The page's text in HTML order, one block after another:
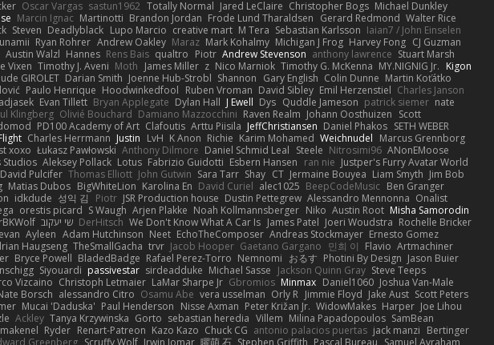
Oscar Vargas sastun1962 Totally Normal Jared LeClaire Christopher Bogs Michael Dunkley
Marcin Ignac Martinotti Brandon Jordan Frode Lund Tharaldsen Gerard Redmond Walter Rice
Steven Deadlyblack Lupo Marcio creative mart M Tera Sebastian Karlsson Iaian7 / John Einselen
Ryan Rohrer Andrew Oakley Maraz Mark Kohalmy Michigan J Frog Harvey Fong CJ Guzman
Austin Walzl Hannes Rens Bais qualtro Piotr Andrew Stevenson anthony lawrence Stuart Marsh
Vixen Timothy J. Aveni Moth James Miller z Nico Marniok Timothy G. McKenna MY.NIGNIG Jr. Kigon
GIROLET Darian Smith Joenne Hub-Strobl Shannon Gary English Colin Dunne Martin Koťátko
Paulo Henrique Hoodwinkedfool Ruben Vroman David Sibley Emil Herzenstiel Charles Janson
Evan Tillett Bryan Applegate Dylan Hall J Ewell Dys Quddle Jameson patrick siemer nate
Klingberg Olivié Bouchard Damiano Mazzocchini Raven Realm Johann Oosthuizen Scott
PD100 Academy of Art Clafoutis Arttu Piisila JeffChristiansen Daniel Phakos SETH WEBER
Charles Herrmann Justin LvH K Anon Richie Karim Mohamed Weichnudel Marcus Grennborg
xoxo Łukasz Pawłowski Anthony Dilmore Daniel Schmid Leal Steele Nitrosimi96 ANonEMoose
Aleksey Pollack Lotus Fabrizio Guidotti Esbern Hansen ran nie Justper's Furry Avatar World
David Pulcifer Thomas Elliott John Gutwin Sara Tarr Shay CT Jermaine Bouyea Liam Smyth Jim Bob
Matias Dubos BigWhiteLion Karolina En David Curiel alec1025 BeepCodeMusic Ben Granger
idkdude 성익 김 Piotr JSR Production house Dustin Pettegrew Alessandro Mennonna Onalist
orestis picard S Waugh Arjen Plakke Noah Kollmannsberger Niko Austin Root Misha Samorodin
שי יעקוב DerHitsch We Don't Know What A Car Is James Patel Joeri Woudstra Rochelle Bricker
Ayleen Adam Hutchinson Neet EchoTheComposer Andreas Stockmayer Ernesto Gomez
Haugseng TheSmallGacha trvr Jacob Hooper Gaetano Gargano 민희 이 Flavio Artmachiner
Bryce Powell BladedBadge Rafael Perez-Torro Nemnomi おるす Photini By Design Jason Buier
Siyouardi passivestar sirdeadduke Michael Sasse Jackson Quinn Gray Steve Teeps
Vizcaino Christoph Letmaier LaMar Sharpe Jr Gbromios Minmax Daniel1060 Joshua Van-Male
Borsch alessandro Citro Osamu Abe vera usselman Orly R Jimmie Floyd Jake Aust Scott Peters
Mucai 'Daduska' Paul Henderson Nisse Axman Peter Križan Jr. WidowMakes Harper Joe Lihou
Ackley Tanya Krzywinska Gorto sebastian heredia Villem Milina Papadopoulos SamBean
Ryder Renart-Patreon Kazo Kazo Chuck CG antonio palacios puertas jack manzi Bertinger